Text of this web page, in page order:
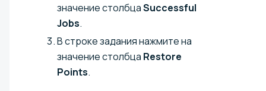
значение столбцаSuccessful
Jobs.
В строке задания нажмите на
значение столбца Restore
Points.